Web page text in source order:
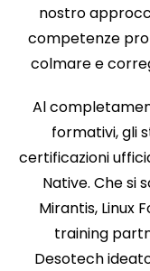
nostro
competenze
colmare e
Al
formativi, gli
certificazioni
Native. Che si
Mirantis, Linux
training
Desotech